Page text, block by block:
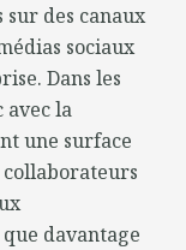
sur des canaux
sociaux
Dans les
avec la
une surface
davantage